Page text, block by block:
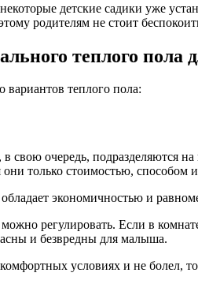
детские садики уже
родителям не стоит
теплого пола
вариантов теплого пола:
свою очередь, подразделяются
только стоимостью, способом
экономичностью и
регулировать. Если в
и безвредны для малыша.
условиях и не болел,